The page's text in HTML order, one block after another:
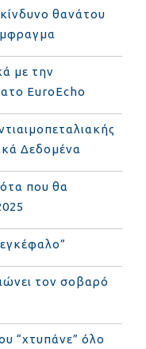
θανάτου
με την
EuroEcho
Δεδομένα
που θα
τον σοβαρό
“χτυπάνε” όλο